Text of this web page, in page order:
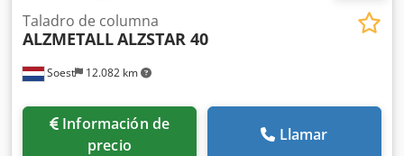
Soest 12.082 km
Taladro de columna
ALZMETALLALZSTAR 40
Información de
precio
Llamar